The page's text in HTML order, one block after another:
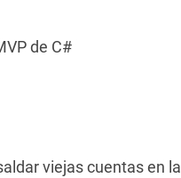
de C#
viejas cuentas en la